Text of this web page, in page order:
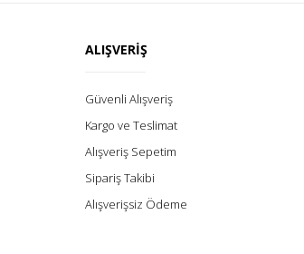
ALIŞVERİŞ
Güvenli Alışveriş
Kargo ve Teslimat
Alışveriş Sepetim
Sipariş Takibi
Alışverişsiz Ödeme